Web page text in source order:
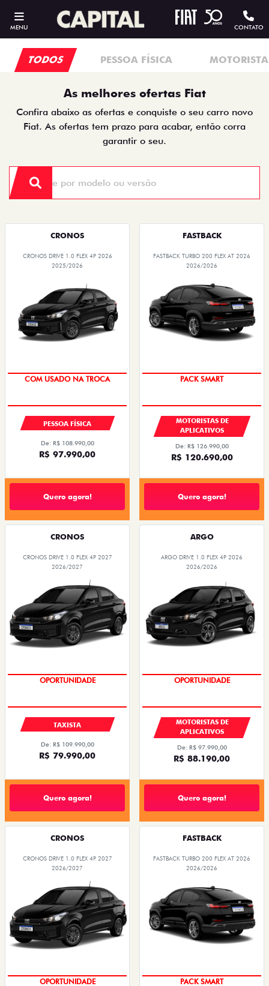
MENU CONTATO
TODOS PESSOA FÍSICA
As melhores ofertas Fiat
Confira abaixo as ofertas e conquiste o seu carro novo
Fiat. As ofertas tem prazo para acabar, então corra
garantir o seu.
CRONOS
CRONOS DRIVE 1.0 FLEX 4P 2026
2025/2026
COM USADO NA TROCA
PESSOA FÍSICA
De: R$ 108.990,00
R$ 97.990,00
Quero agora!
FASTBACK
FASTBACK TURBO 200 FLEX AT 2026
2026/2026
PACK SMART
MOTORISTAS DE
APLICATIVOS
De: R$ 126.990,00
R$ 120.690,00
Quero agora!
CRONOS
CRONOS DRIVE 1.0 FLEX 4P 2027
2026/2027
OPORTUNIDADE
TAXISTA
De: R$ 109.990,00
R$ 79.990,00
Quero agora!
ARGO
ARGO DRIVE 1.0 FLEX 4P 2026
2026/2026
OPORTUNIDADE
MOTORISTAS DE
APLICATIVOS
De: R$ 97.990,00
R$ 88.190,00
Quero agora!
CRONOS
CRONOS DRIVE 1.0 FLEX 4P 2027
2026/2027
OPORTUNIDADE
FASTBACK
FASTBACK TURBO 200 FLEX AT 2026
2026/2026
PACK SMART